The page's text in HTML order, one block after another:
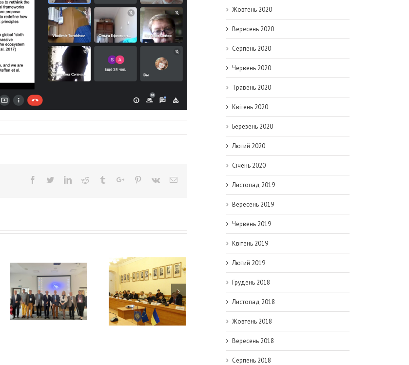
Facebook
TwitterLinkedinReddit TumblrGoogle+Pinterest
Vk Email
IEEE International
Conference on System
Analysis & Intelligent
Computing (SAIC)
Починай ранок з
вивчення нової мови
Жовтень 2020
Вересень 2020
Серпень 2020
Червень 2020
Травень 2020
Квітень 2020
Березень 2020
Лютий 2020
Січень 2020
Листопад 2019
Вересень 2019
Червень 2019
Квітень 2019
Лютий 2019
Грудень 2018
Листопад 2018
Жовтень 2018
Вересень 2018
Серпень 2018